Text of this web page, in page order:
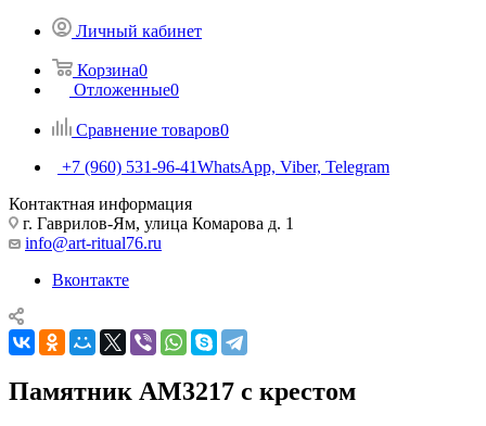
Личный кабинет
Корзина0
Отложенные0
Сравнение товаров0
+7 (960) 531-96-41WhatsApp, Viber, Telegram
Контактная информация
г. Гаврилов-Ям, улица Комарова д. 1
info@art-ritual76.ru
Вконтакте
Памятник AM3217 с крестом